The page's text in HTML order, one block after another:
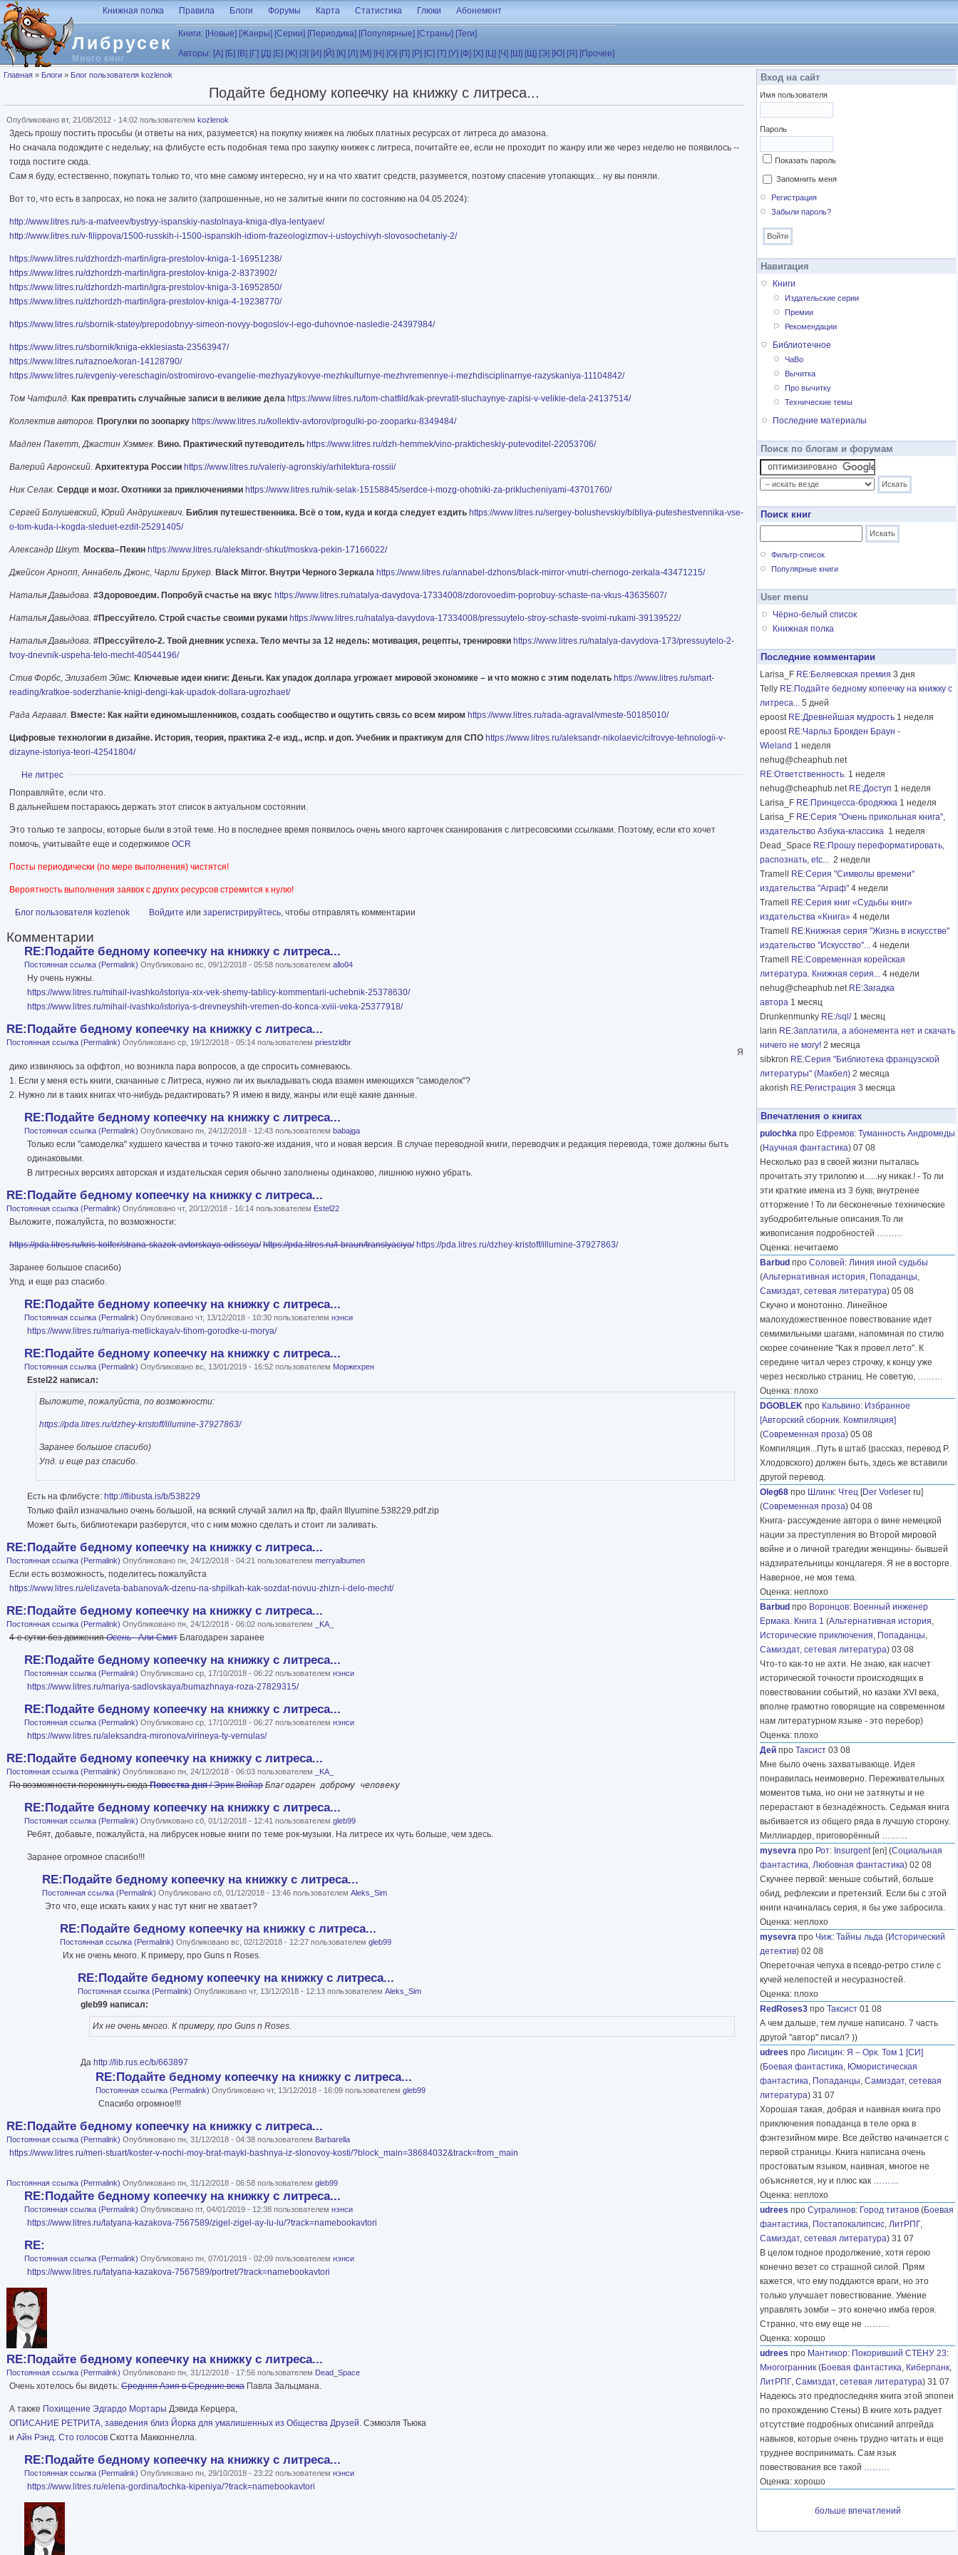
Перейти к основному содержанию
Либрусек
Много книг
Книжная полка Правила Блоги Форумы Карта Статистика Глюки Абонемент
Книги: [Новые] [Жанры] [Серии] [Периодика] [Популярные] [Страны] [Теги]
Авторы: [А] [Б] [В] [Г] [Д] [Е] [Ж] [З] [И] [Й] [К] [Л] [М] [Н] [О] [П] [Р] [С] [Т] [У] [Ф] [Х] [Ц] [Ч] [Ш] [Щ] [Э] [Ю] [Я] [Прочее]
Вы здесь
Главная » Блоги » Блог пользователя kozlenok
Подайте бедному копеечку на книжку с литреса...
Опубликовано вт, 21/08/2012 - 14:02 пользователем kozlenok
Здесь прошу постить просьбы (и ответы на них, разумеется) на покупку книжек на любых платных ресурсах от литреса до амазона.
Но сначала подождите с недельку; на флибусте есть подобная тема про закупку книжек с литреса, почитайте ее, если не проходит по жанру или же через неделю не появилось --
тогда постите сюда.
Сам я буду, естественно, покупать только то, что мне самому интересно, ну и на что хватит средств, разумеется, поэтому спасение утопающих... ну вы поняли.
Вот то, что есть в запросах, но пока не залито (запрошенные, но не залитые книги по состоянию на 04.05.2024):
http://www.litres.ru/s-a-matveev/bystryy-ispanskiy-nastolnaya-kniga-dlya-lentyaev/
http://www.litres.ru/v-filippova/1500-russkih-i-1500-ispanskih-idiom-frazeologizmov-i-ustoychivyh-slovosochetaniy-2/
https://www.litres.ru/dzhordzh-martin/igra-prestolov-kniga-1-16951238/
https://www.litres.ru/dzhordzh-martin/igra-prestolov-kniga-2-8373902/
https://www.litres.ru/dzhordzh-martin/igra-prestolov-kniga-3-16952850/
https://www.litres.ru/dzhordzh-martin/igra-prestolov-kniga-4-19238770/
https://www.litres.ru/sbornik-statey/prepodobnyy-simeon-novyy-bogoslov-i-ego-duhovnoe-nasledie-24397984/
https://www.litres.ru/sbornik/kniga-ekklesiasta-23563947/
https://www.litres.ru/raznoe/koran-14128790/
https://www.litres.ru/evgeniy-vereschagin/ostromirovo-evangelie-mezhyazykovye-mezhkulturnye-mezhvremennye-i-mezhdisciplinarnye-razyskaniya-11104842/
Том Чатфилд. Как превратить случайные записи в великие дела https://www.litres.ru/tom-chatfild/kak-prevratit-sluchaynye-zapisi-v-velikie-dela-24137514/
Коллектив авторов. Прогулки по зоопарку https://www.litres.ru/kollektiv-avtorov/progulki-po-zooparku-8349484/
Мадлен Пакетт, Джастин Хэммек. Вино. Практический путеводитель https://www.litres.ru/dzh-hemmek/vino-prakticheskiy-putevoditel-22053706/
Валерий Агронский. Архитектура России https://www.litres.ru/valeriy-agronskiy/arhitektura-rossii/
Ник Селак. Сердце и мозг. Охотники за приключениями https://www.litres.ru/nik-selak-15158845/serdce-i-mozg-ohotniki-za-priklucheniyami-43701760/
Сергей Болушевский, Юрий Андрушкевич. Библия путешественника. Всё о том, куда и когда следует ездить https://www.litres.ru/sergey-bolushevskiy/bibliya-puteshestvennika-vse-
o-tom-kuda-i-kogda-sleduet-ezdit-25291405/
Александр Шкут. Москва–Пекин https://www.litres.ru/aleksandr-shkut/moskva-pekin-17166022/
Джейсон Арнопп, Аннабель Джонс, Чарли Брукер. Black Mirror. Внутри Черного Зеркала https://www.litres.ru/annabel-dzhons/black-mirror-vnutri-chernogo-zerkala-43471215/
Наталья Давыдова. #Здоровоедим. Попробуй счастье на вкус https://www.litres.ru/natalya-davydova-17334008/zdorovoedim-poprobuy-schaste-na-vkus-43635607/
Наталья Давыдова. #Прессуйтело. Строй счастье своими руками https://www.litres.ru/natalya-davydova-17334008/pressuytelo-stroy-schaste-svoimi-rukami-39139522/
Наталья Давыдова. #Прессуйтело-2. Твой дневник успеха. Тело мечты за 12 недель: мотивация, рецепты, тренировки https://www.litres.ru/natalya-davydova-173/pressuytelo-2-
tvoy-dnevnik-uspeha-telo-mecht-40544196/
Стив Форбс, Элизабет Эймс. Ключевые идеи книги: Деньги. Как упадок доллара угрожает мировой экономике – и что можно с этим поделать https://www.litres.ru/smart-
reading/kratkoe-soderzhanie-knigi-dengi-kak-upadok-dollara-ugrozhaet/
Рада Агравал. Вместе: Как найти единомышленников, создать сообщество и ощутить связь со всем миром https://www.litres.ru/rada-agraval/vmeste-50185010/
Цифровые технологии в дизайне. История, теория, практика 2-е изд., испр. и доп. Учебник и практикум для СПО https://www.litres.ru/aleksandr-nikolaevic/cifrovye-tehnologii-v-
dizayne-istoriya-teori-42541804/
Показать
Не литрес
Поправляйте, если что.
В дальнейшем постараюсь держать этот список в актуальном состоянии.
Это только те запросы, которые были в этой теме. Но в последнее время появилось очень много карточек сканирования с литресовскими ссылками. Поэтому, если кто хочет
помочь, учитывайте еще и содержимое OCR
Посты периодически (по мере выполнения) чистятся!
Вероятность выполнения заявок с других ресурсов стремится к нулю!
Блог пользователя kozlenok Войдите или зарегистрируйтесь , чтобы отправлять комментарии
Комментарии
RE:Подайте бедному копеечку на книжку с литреса...
Постоянная ссылка (Permalink) Опубликовано вс, 09/12/2018 - 05:58 пользователем allo04
Ну очень нужны.
https://www.litres.ru/mihail-ivashko/istoriya-xix-vek-shemy-tablicy-kommentarii-uchebnik-25378630/
https://www.litres.ru/mihail-ivashko/istoriya-s-drevneyshih-vremen-do-konca-xviii-veka-25377918/
RE:Подайте бедному копеечку на книжку с литреса...
Постоянная ссылка (Permalink) Опубликовано ср, 19/12/2018 - 05:14 пользователем priestzldbr
Я
дико извиняюсь за оффтоп, но возникла пара вопросов, а где спросить сомневаюсь.
1. Если у меня есть книги, скачанные с Литреса, нужно ли их выкладывать сюда взамен имеющихся "самоделок"?
2. Нужно ли в таких книгах что-нибудь редактировать? Я имею в виду, жанры или ещё какие данные.
RE:Подайте бедному копеечку на книжку с литреса...
Постоянная ссылка (Permalink) Опубликовано пн, 24/12/2018 - 12:43 пользователем babajga
Только если "самоделка" худшего качества и точно такого-же издания, что и новая версия. В случае переводной книги, переводчик и редакция перевода, тоже должны быть
одинаковыми.
В литресных версиях авторская и издательская серия обычно заполнены одинаково, лишнюю нужно убрать.
RE:Подайте бедному копеечку на книжку с литреса...
Постоянная ссылка (Permalink) Опубликовано чт, 20/12/2018 - 16:14 пользователем Estel22
Выложите, пожалуйста, по возможности:
https://pda.litres.ru/kris-kolfer/strana-skazok-avtorskaya-odisseya/ https://pda.litres.ru/l-braun/translyaciya/ https://pda.litres.ru/dzhey-kristoff/illumine-37927863/
Заранее большое спасибо)
Упд. и еще раз спасибо.
RE:Подайте бедному копеечку на книжку с литреса...
Постоянная ссылка (Permalink) Опубликовано чт, 13/12/2018 - 10:30 пользователем нэнси
https://www.litres.ru/mariya-metlickaya/v-tihom-gorodke-u-morya/
RE:Подайте бедному копеечку на книжку с литреса...
Постоянная ссылка (Permalink) Опубликовано вс, 13/01/2019 - 16:52 пользователем Моржехрен
Estel22 написал:
Выложите, пожалуйста, по возможности:
https://pda.litres.ru/dzhey-kristoff/illumine-37927863/
Заранее большое спасибо)
Упд. и еще раз спасибо.
Есть на флибусте: http://flibusta.is/b/538229
Только файл изначально очень большой, на всякий случай залил на ftp, файл Illyumine.538229.pdf.zip
Может быть, библиотекари разберутся, что с ним можно сделать и стоит ли заливать.
RE:Подайте бедному копеечку на книжку с литреса...
Постоянная ссылка (Permalink) Опубликовано пн, 24/12/2018 - 04:21 пользователем merryalbumen
Если есть возможность, поделитесь пожалуйста
https://www.litres.ru/elizaveta-babanova/k-dzenu-na-shpilkah-kak-sozdat-novuu-zhizn-i-delo-mecht/
RE:Подайте бедному копеечку на книжку с литреса...
Постоянная ссылка (Permalink) Опубликовано пн, 24/12/2018 - 06:02 пользователем _KA_
4-е сутки без движенияОсень- Али Смит Благодарен заранее
RE:Подайте бедному копеечку на книжку с литреса...
Постоянная ссылка (Permalink) Опубликовано ср, 17/10/2018 - 06:22 пользователем нэнси
https://www.litres.ru/mariya-sadlovskaya/bumazhnaya-roza-27829315/
RE:Подайте бедному копеечку на книжку с литреса...
Постоянная ссылка (Permalink) Опубликовано ср, 17/10/2018 - 06:27 пользователем нэнси
https://www.litres.ru/aleksandra-mironova/virineya-ty-vernulas/
RE:Подайте бедному копеечку на книжку с литреса...
Постоянная ссылка (Permalink) Опубликовано пн, 24/12/2018 - 06:03 пользователем _KA_
По возможности перекинуть сюдаПовестка дня/ Эрик Вюйар Благодарен доброму человеку
RE:Подайте бедному копеечку на книжку с литреса...
Постоянная ссылка (Permalink) Опубликовано сб, 01/12/2018 - 12:41 пользователем gleb99
Ребят, добавьте, пожалуйста, на либрусек новые книги по теме рок-музыки. На литресе их чуть больше, чем здесь.
Заранее огромное спасибо!!!
RE:Подайте бедному копеечку на книжку с литреса...
Постоянная ссылка (Permalink) Опубликовано сб, 01/12/2018 - 13:46 пользователем Aleks_Sim
Это что, еще искать каких у нас тут книг не хватает?
RE:Подайте бедному копеечку на книжку с литреса...
Постоянная ссылка (Permalink) Опубликовано вс, 02/12/2018 - 12:27 пользователем gleb99
Их не очень много. К примеру, про Guns n Roses.
RE:Подайте бедному копеечку на книжку с литреса...
Постоянная ссылка (Permalink) Опубликовано чт, 13/12/2018 - 12:13 пользователем Aleks_Sim
gleb99 написал:
Их не очень много. К примеру, про Guns n Roses.
Да http://lib.rus.ec/b/663897
RE:Подайте бедному копеечку на книжку с литреса...
Постоянная ссылка (Permalink) Опубликовано чт, 13/12/2018 - 16:09 пользователем gleb99
Спасибо огромное!!!
RE:Подайте бедному копеечку на книжку с литреса...
Постоянная ссылка (Permalink) Опубликовано пн, 31/12/2018 - 04:38 пользователем Barbarella
https://www.litres.ru/meri-stuart/koster-v-nochi-moy-brat-maykl-bashnya-iz-slonovoy-kosti/?block_main=38684032&track=from_main
Постоянная ссылка (Permalink) Опубликовано пн, 31/12/2018 - 06:58 пользователем gleb99
RE:Подайте бедному копеечку на книжку с литреса...
Постоянная ссылка (Permalink) Опубликовано пт, 04/01/2019 - 12:38 пользователем нэнси
https://www.litres.ru/tatyana-kazakova-7567589/zigel-zigel-ay-lu-lu/?track=namebookavtori
RE:
Постоянная ссылка (Permalink) Опубликовано пн, 07/01/2019 - 02:09 пользователем нэнси
https://www.litres.ru/tatyana-kazakova-7567589/portret/?track=namebookavtori
RE:Подайте бедному копеечку на книжку с литреса...
Постоянная ссылка (Permalink) Опубликовано пн, 31/12/2018 - 17:56 пользователем Dead_Space
Очень хотелось бы видеть: Средняя Азия в Средние века Павла Зальцмана.
А также Похищение Эдгардо Мортары Дэвида Керцера,
ОПИСАНИЕ РЕТРИТА, заведения близ Йорка для умалишенных из Общества Друзей. Сэмюэля Тьюка
и Айн Рэнд. Сто голосов Скотта Макконнелла.
RE:Подайте бедному копеечку на книжку с литреса...
Постоянная ссылка (Permalink) Опубликовано пн, 29/10/2018 - 23:22 пользователем нэнси
https://www.litres.ru/elena-gordina/tochka-kipeniya/?track=namebookavtori
Вход на сайт
Имя пользователя
Пароль
Показать пароль
Запомнить меня
Регистрация
Забыли пароль?
Навигация
Книги
Издательские серии
Премии
Рекомендации
Библиотечное
ЧаВо
Вычитка
Про вычитку
Технические темы
Последние материалы
Поиск по блогам и форумам
Поиск книг
Фильтр-список
Популярные книги
User menu
Чёрно-белый список
Книжная полка
Последние комментарии
Larisa_F RE:Беляевская премия 3 дня
Telly RE:Подайте бедному копеечку на книжку с
литреса... 5 дней
epoost RE:Древнейшая мудрость 1 неделя
epoost RE:Чарльз Брокден Браун -
Wieland 1 неделя
nehug@cheaphub.net
RE:Ответственность. 1 неделя
nehug@cheaphub.net RE:Доступ 1 неделя
Larisa_F RE:Принцесса-бродяжка 1 неделя
Larisa_F RE:Серия "Очень прикольная книга",
издательство Азбука-классика 1 неделя
Dead_Space RE:Прошу переформатировать,
распознать, etc... 2 недели
Tramell
RE:Серия "Символы времени"
издательства "Аграф" 4 недели
Tramell
RE:Серия книг «Судьбы книг»
издательства «Книга» 4 недели
Tramell
RE:Книжная серия "Жизнь в искусстве"
издательство "Искусство"... 4 недели
Tramell
RE:Современная корейская
литература. Книжная серия... 4 недели
nehug@cheaphub.net RE:Загадка
автора 1 месяц
Drunkenmunky RE:/sql/ 1 месяц
larin RE:Заплатила, а абонемента нет и скачать
ничего не могу! 2 месяца
sibkron RE:Серия "Библиотека французской
литературы" (Макбел) 2 месяца
akorish RE:Регистрация 3 месяца
Впечатления о книгах
pulochka про Ефремов: Туманность Андромеды
(Научная фантастика) 07 08
Несколько раз в своей жизни пыталась
прочитать эту трилогию и......ну никак.! - То ли
эти краткие имена из 3 букв, внутренее
отторжение ! То ли бесконечные технические
зубодробительные описания.То ли
живописания подробностей ………
Оценка: нечитаемо
Barbud про Соловей: Линия иной судьбы
(Альтернативная история, Попаданцы,
Самиздат, сетевая литература) 05 08
Скучно и монотонно. Линейное
малохудожественное повествование идет
семимильными шагами, напоминая по стилю
скорее сочинение "Как я провел лето". К
середине читал через строчку, к концу уже
через несколько страниц. Не советую, ………
Оценка: плохо
DGOBLEK про Кальвино: Избранное
[Авторский сборник. Компиляция]
(Современная проза) 05 08
Компиляция...Путь в штаб (рассказ, перевод Р.
Хлодовского) должен быть, здесь же вставили
другой перевод.
Oleg68 про Шлинк: Чтец [Der Vorleser ru]
(Современная проза) 04 08
Книга- рассуждение автора о вине немецкой
нации за преступления во Второй мировой
войне и о личной трагедии женщины- бывшей
надзирательницы концлагеря. Я не в восторге.
Наверное, не моя тема.
Оценка: неплохо
Barbud про Воронцов: Военный инженер
Ермака. Книга 1 (Альтернативная история,
Исторические приключения, Попаданцы,
Самиздат, сетевая литература) 03 08
Что-то как-то не ахти. Не знаю, как насчет
исторической точности происходящих в
повествовании событий, но казаки XVI века,
вполне грамотно говорящие на современном
нам литературном языке - это перебор)
Оценка: плохо
Дей про Таксист 03 08
Мне было очень захватывающе. Идея
понравилась неимоверно. Переживательных
моментов тьма, но они не затянуты и не
перерастают в безнадёжность. Седьмая книга
выбивается из общего ряда в лучшую сторону.
Миллиардер, приговорённый ………
mysevra про Рот: Insurgent[en] (Социальная
фантастика, Любовная фантастика) 02 08
Скучнее первой: меньше событий, больше
обид, рефлексии и претензий. Если бы с этой
книги начиналась серия, я бы уже забросила.
Оценка: неплохо
mysevra про Чиж: Тайны льда (Исторический
детектив) 02 08
Опереточная чепуха в псевдо-ретро стиле с
кучей нелепостей и несуразностей.
Оценка: плохо
RedRoses3 про Таксист 01 08
А чем дальше, тем лучше написано. 7 часть
другой "автор" писал? ))
udrees про Лисицин: Я – Орк. Том 1 [СИ]
(Боевая фантастика, Юмористическая
фантастика, Попаданцы, Самиздат, сетевая
литература) 31 07
Хорошая такая, добрая и наивная книга про
приключения попаданца в теле орка в
фэнтезийном мире. Все действо начинается с
первой страницы. Книга написана очень
простоватым языком, наивная, многое не
объясняется, ну и плюс как ………
Оценка: неплохо
udrees про Сугралинов: Город титанов (Боевая
фантастика, Постапокалипсис, ЛитРПГ,
Самиздат, сетевая литература) 31 07
В целом годное продолжение, хотя герою
конечно везет со страшной силой. Прям
кажется, что ему поддаются враги, но это
только улучшает повествование. Умение
управлять зомби – это конечно имба героя.
Странно, что ему еще не ………
Оценка: хорошо
udrees про Мантикор: Покоривший СТЕНУ 23:
Многогранник (Боевая фантастика, Киберпанк,
ЛитРПГ, Самиздат, сетевая литература) 31 07
Надеюсь это предпоследняя книга этой эпопеи
по прохождению Стены) В книге хоть радует
отсутствие подробных описаний апгрейда
навыков, которые очень трудно читать и еще
труднее воспринимать. Сам язык
повествования все такой ………
Оценка: хорошо
больше впечатлений